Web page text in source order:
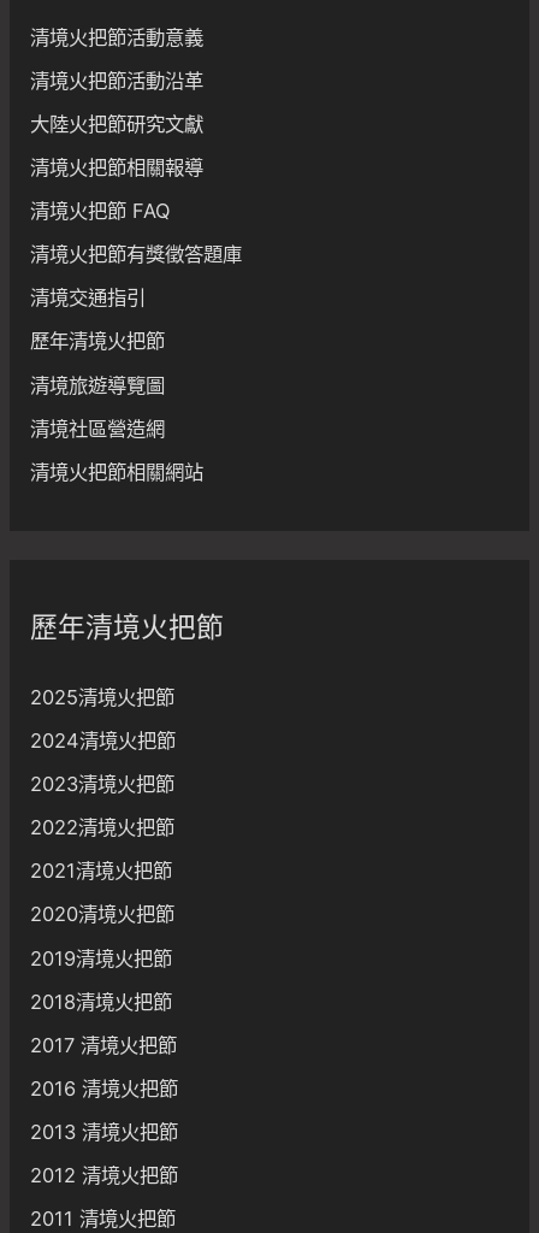
清境火把節活動意義
清境火把節活動沿革
大陸火把節研究文獻
清境火把節相關報導
清境火把節 FAQ
清境火把節有獎徵答題庫
清境交通指引
歷年清境火把節
清境旅遊導覽圖
清境社區營造網
清境火把節相關網站
歷年清境火把節
2025清境火把節
2024清境火把節
2023清境火把節
2022清境火把節
2021清境火把節
2020清境火把節
2019清境火把節
2018清境火把節
2017 清境火把節
2016 清境火把節
2013 清境火把節
2012 清境火把節
2011 清境火把節